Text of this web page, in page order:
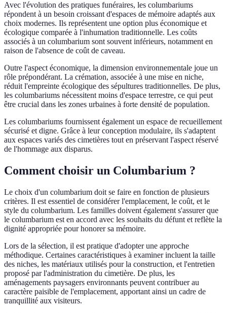
Avec l'évolution des pratiques funéraires, les columbariums
répondent à un besoin croissant d'espaces de mémoire adaptés aux
choix modernes. Ils représentent une option plus économique et
écologique comparée à l'inhumation traditionnelle. Les coûts
associés à un columbarium sont souvent inférieurs, notamment en
raison de l'absence de coût de caveau.
Outre l'aspect économique, la dimension environnementale joue un
rôle prépondérant. La crémation, associée à une mise en niche,
réduit l'empreinte écologique des sépultures traditionnelles. De plus,
les columbariums nécessitent moins d'espace terrestre, ce qui peut
être crucial dans les zones urbaines à forte densité de population.
Les columbariums fournissent également un espace de recueillement
sécurisé et digne. Grâce à leur conception modulaire, ils s'adaptent
aux espaces variés des cimetières tout en préservant l'aspect réservé
de l'hommage aux disparus.
Comment choisir un Columbarium ?
Le choix d'un columbarium doit se faire en fonction de plusieurs
critères. Il est essentiel de considérer l'emplacement, le coût, et le
style du columbarium. Les familles doivent également s'assurer que
le columbarium est en accord avec les souhaits du défunt et reflète la
dignité appropriée pour honorer sa mémoire.
Lors de la sélection, il est pratique d'adopter une approche
méthodique. Certaines caractéristiques à examiner incluent la taille
des niches, les matériaux utilisés pour la construction, et l'entretien
proposé par l'administration du cimetière. De plus, les
aménagements paysagers environnants peuvent contribuer au
caractère paisible de l'emplacement, apportant ainsi un cadre de
tranquillité aux visiteurs.